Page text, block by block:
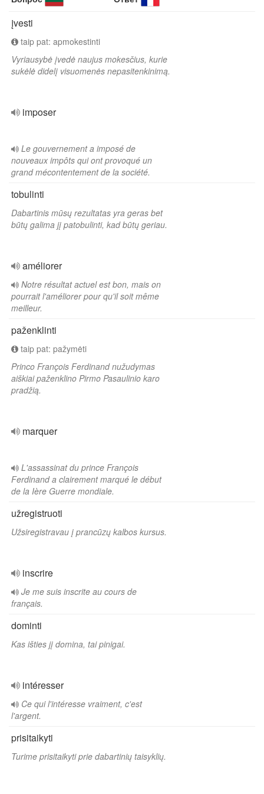
įvesti
taip pat: apmokestinti
Vyriausybė įvedė naujus mokesčius, kurie
sukėlė didelį visuomenės nepasitenkinimą.
imposer
Le gouvernement a imposé de
nouveaux impôts qui ont provoqué un
grand mécontentement de la société.
tobulinti
Dabartinis mūsų rezultatas yra geras bet
būtų galima jį patobulinti, kad būtų geriau.
améliorer
Notre résultat actuel est bon, mais on
pourrait l'améliorer pour qu'il soit même
meilleur.
paženklinti
taip pat: pažymėti
Princo François Ferdinand nužudymas
aiškiai paženklino Pirmo Pasaulinio karo
pradžią.
marquer
L'assassinat du prince François
Ferdinand a clairement marqué le début
de la Ière Guerre mondiale.
užregistruoti
Užsiregistravau į prancūzų kalbos kursus.
inscrire
Je me suis inscrite au cours de
français.
dominti
Kas išties jį domina, tai pinigai.
intéresser
Ce qui l'intéresse vraiment, c'est
l'argent.
prisitaikyti
Turime prisitaikyti prie dabartinių taisyklių.